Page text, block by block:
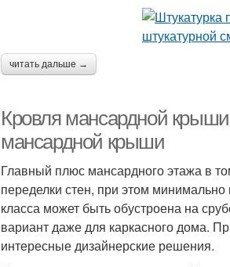
читать дальше →
Кровля мансардной
мансардной крыши
Главный плюс мансардного этажа в
переделки стен, при этом минимально
класса может быть обустроена на
вариант даже для каркасного дома.
интересные дизайнерские решения.